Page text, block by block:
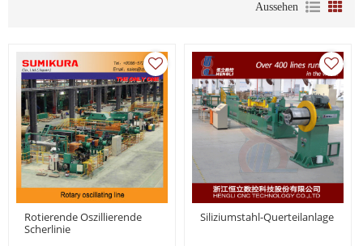
Aussehen
Rotierende Oszillierende
Scherlinie
Siliziumstahl-Querteilanlage